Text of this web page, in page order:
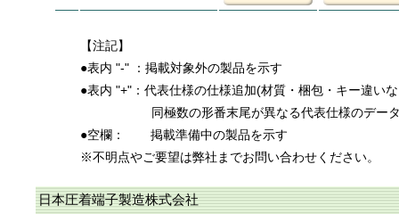
【注記】
●表内 "-" ：掲載対象外の製品を示す
●表内 "+"：代表仕様の仕様追加(材質・梱包・キー違い
同極数の形番末尾が異なる代表仕様のデー
●空欄：
掲載準備中の製品を示す
※不明点やご要望は弊社までお問い合わせください。
日本圧着端子製造株式会社